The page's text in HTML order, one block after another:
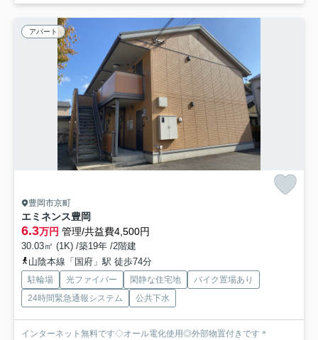
アパート
豊岡市京町
エミネンス豊岡
6.3万円 管理/共益費4,500円
30.03㎡ (1K) /築19年 /2階建
山陰本線「国府」駅 徒歩74分
駐輪場 光ファイバー 閑静な住宅地
バイク置場あり
24時間緊急通報システム
公共下水
インターネット無料です◇オール電化使用◎外部物置付きです＊